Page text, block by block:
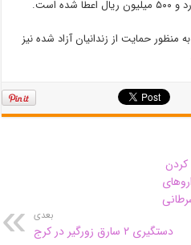
منظور حمایت از زندانیان آزاد شده نیز
کردن
بعدی
دستگیری ۲ سارق زورگیر در کرج